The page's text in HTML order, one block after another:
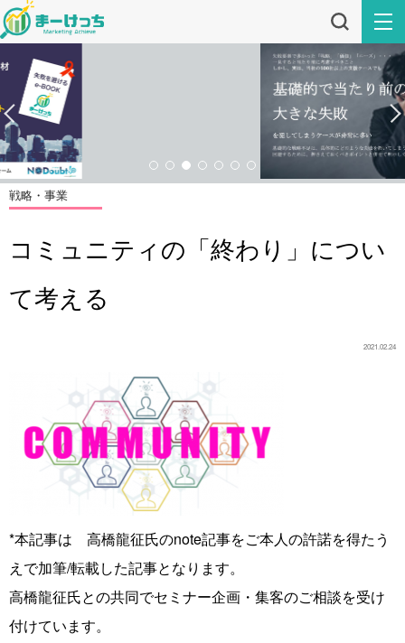
戦略・事業
コミュニティの「終わり」につい
て考える
2021.02.24
*本記事は 高橋龍征氏のnote記事をご本人の許諾を得たう
えで加筆/転載した記事となります。
高橋龍征氏との共同でセミナー企画・集客のご相談を受け
付けています。